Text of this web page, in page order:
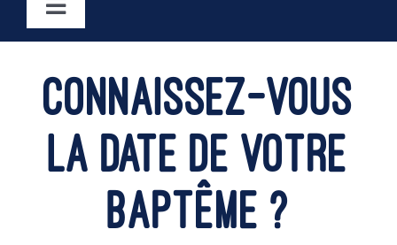
Toggle
Étapes de la vie
Vie paroissiale
Actualités
Connaissez-vous
la date de votre
baptême ?